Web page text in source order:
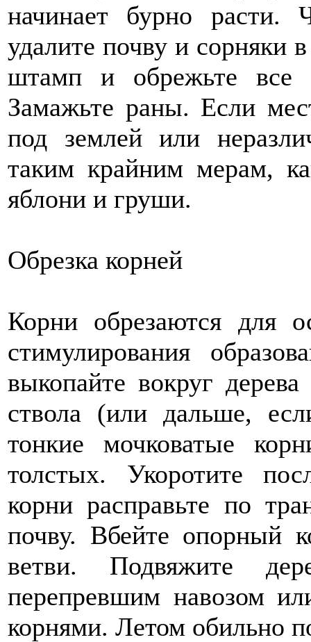
начинает бурно расти.
удалите почву и сорняки
штамп и обрежьте все
Замажьте раны. Если
под землей или
таким крайним мерам,
яблони и груши.
Обрезка корней
Корни обрезаются для
стимулирования
выкопайте вокруг
ствола (или дальше,
тонкие мочковатые
толстых. Укоротите
корни расправьте по
почву. Вбейте опорный
ветви. Подвяжите
перепревшим навозом
корнями. Летом обильно